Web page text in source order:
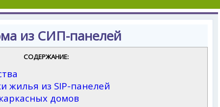
из СИП-панелей
СОДЕРЖАНИЕ:
жилья из SIP-панелей
домов